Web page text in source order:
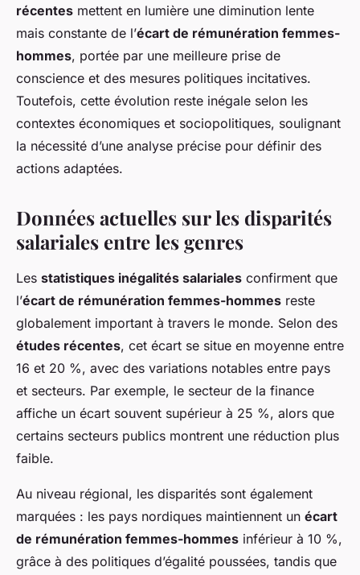
récentes mettent en lumière une diminution lente
mais constante de l’écart de rémunération femmes-
hommes, portée par une meilleure prise de
conscience et des mesures politiques incitatives.
Toutefois, cette évolution reste inégale selon les
contextes économiques et sociopolitiques, soulignant
la nécessité d’une analyse précise pour définir des
actions adaptées.
Données actuelles sur les disparités
salariales entre les genres
Les statistiques inégalités salariales confirment que
l’écart de rémunération femmes-hommes reste
globalement important à travers le monde. Selon des
études récentes, cet écart se situe en moyenne entre
16 et 20 %, avec des variations notables entre pays
et secteurs. Par exemple, le secteur de la finance
affiche un écart souvent supérieur à 25 %, alors que
certains secteurs publics montrent une réduction plus
faible.
Au niveau régional, les disparités sont également
marquées : les pays nordiques maintiennent un écart
de rémunération femmes-hommes inférieur à 10 %,
grâce à des politiques d’égalité poussées, tandis que